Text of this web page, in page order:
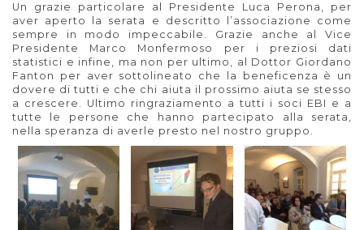
Un grazie particolare al Presidente Luca Perona, per
aver aperto la serata e descritto l’associazione come
sempre in modo impeccabile. Grazie anche al Vice
Presidente Marco Monfermoso per i preziosi dati
statistici e infine, ma non per ultimo, al Dottor Giordano
Fanton per aver sottolineato che la beneficenza è un
dovere di tutti e che chi aiuta il prossimo aiuta se stesso
a crescere. Ultimo ringraziamento a tutti i soci EBI e a
tutte le persone che hanno partecipato alla serata,
nella speranza di averle presto nel nostro gruppo.